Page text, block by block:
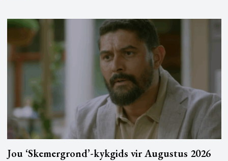
Jou ‘Skemergrond’-kykgids vir Augustus 2026